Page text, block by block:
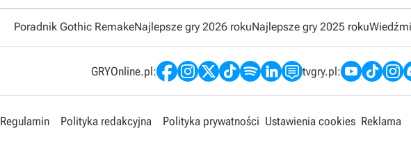
Poradnik Gothic RemakeNajlepsze gry 2026 rokuNajlepsze gry 2025 roku
GRYOnline.pl: tvgry.pl:
Regulamin Polityka redakcyjna Polityka prywatności Ustawienia cookies Reklama